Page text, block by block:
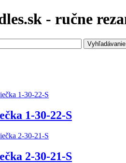
- ručne
Vyhľadávanie
1-30-22-S
2-30-21-S